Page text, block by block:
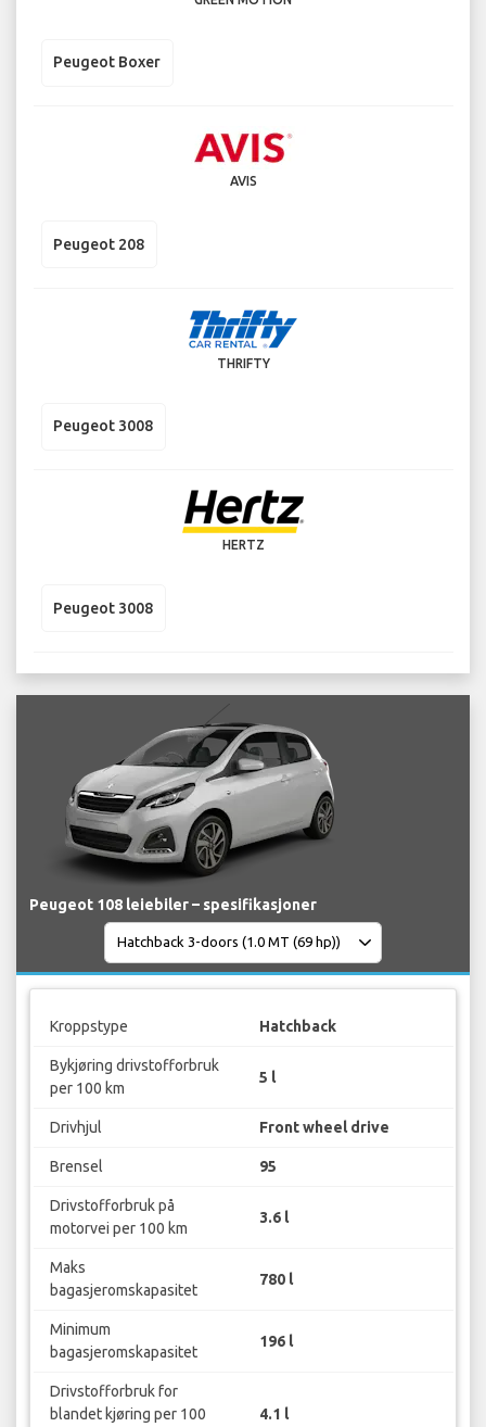
Peugeot Boxer
AVIS
Peugeot 208
THRIFTY
Peugeot 3008
HERTZ
Peugeot 3008
Peugeot 108 leiebiler – spesifikasjoner
Kroppstype Hatchback
Bykjøring drivstofforbruk
per 100 km
5 l
Drivhjul Front wheel drive
Brensel 95
Drivstofforbruk på
motorvei per 100 km
3.6 l
Maks
bagasjeromskapasitet
780 l
Minimum
bagasjeromskapasitet
196 l
Drivstofforbruk for
blandet kjøring per 100
4.1 l